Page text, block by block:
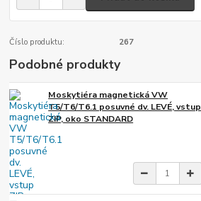
Číslo produktu: 267
Podobné produkty
Moskytiéra magnetická VW
T5/T6/T6.1 posuvné dv. LEVÉ, vstup
ZIP, oko STANDARD